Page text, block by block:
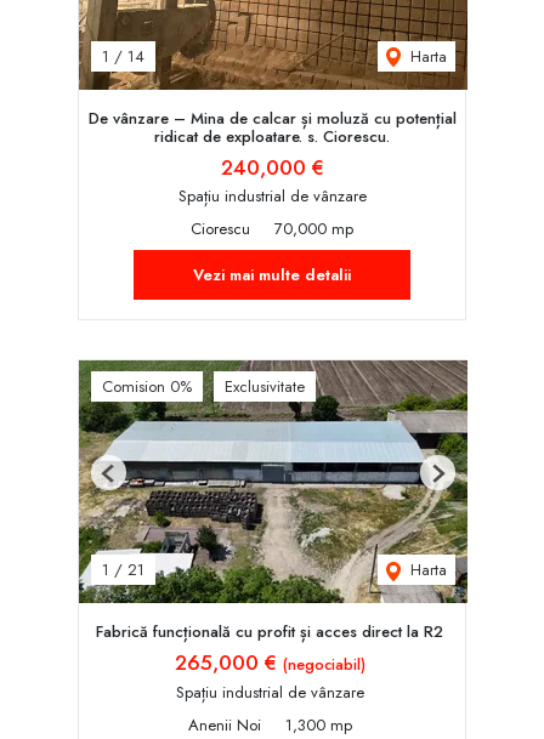
1 / 14 Harta
De vânzare – Mina de calcar și moluză cu potențial
ridicat de exploatare. s. Ciorescu.
240,000 €
Spațiu industrial de vânzare
Ciorescu
70,000 mp
Vezi mai multe detalii
Comision 0% Exclusivitate
1 / 21 Harta
Previous Next
Fabrică funcțională cu profit și acces direct la R2
265,000 € (negociabil)
Spațiu industrial de vânzare
Anenii Noi
1,300 mp